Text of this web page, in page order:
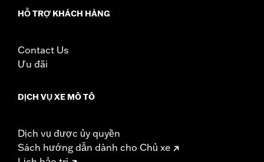
HỖ TRỢ KHÁCH HÀNG
Contact Us
Ưu đãi
DỊCH VỤ XE MÔ TÔ
Dịch vụ được ủy quyền
Sách hướng dẫn dành cho Chủ xe